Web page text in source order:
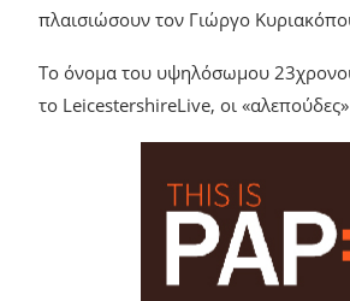
πλαισιώσουν τον Γιώργο
Το όνομα του υψηλόσωμου
το LeicestershireLive, οι